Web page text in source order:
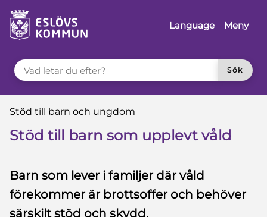
till innehåll
till sidomeny
Language
Meny
VAD LETAR DU EFTER?
Sök
Du är här:
Stöd till barn och ungdom
Stöd till barn som upplevt våld
Barn som lever i familjer där våld
förekommer är brottsoffer och behöver
särskilt stöd och skydd.